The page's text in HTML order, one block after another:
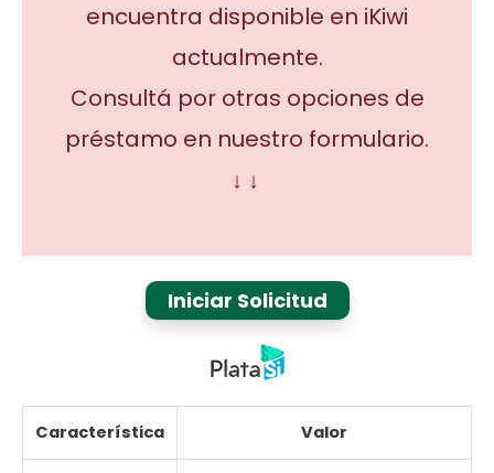
encuentra disponible en iKiwi
actualmente.
Consultá por otras opciones de
préstamo en nuestro formulario.
↓ ↓
Iniciar Solicitud
Característica Valor